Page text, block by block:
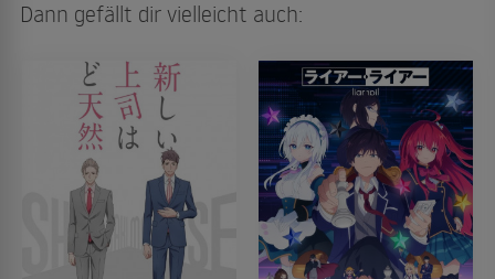
Dann gefällt dir vielleicht auch: